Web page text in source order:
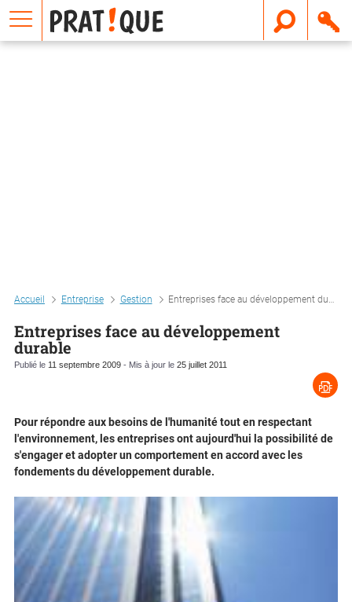
Accueil Entreprise Gestion Entreprises face au développement durable
Entreprises face au développement
durable
Publié le 11 septembre 2009 - Mis à jour le 25 juillet 2011
Pour répondre aux besoins de l'humanité tout en respectant
l'environnement, les entreprises ont aujourd'hui la possibilité de
s'engager et adopter un comportement en accord avec les
fondements du développement durable.
E
m
a